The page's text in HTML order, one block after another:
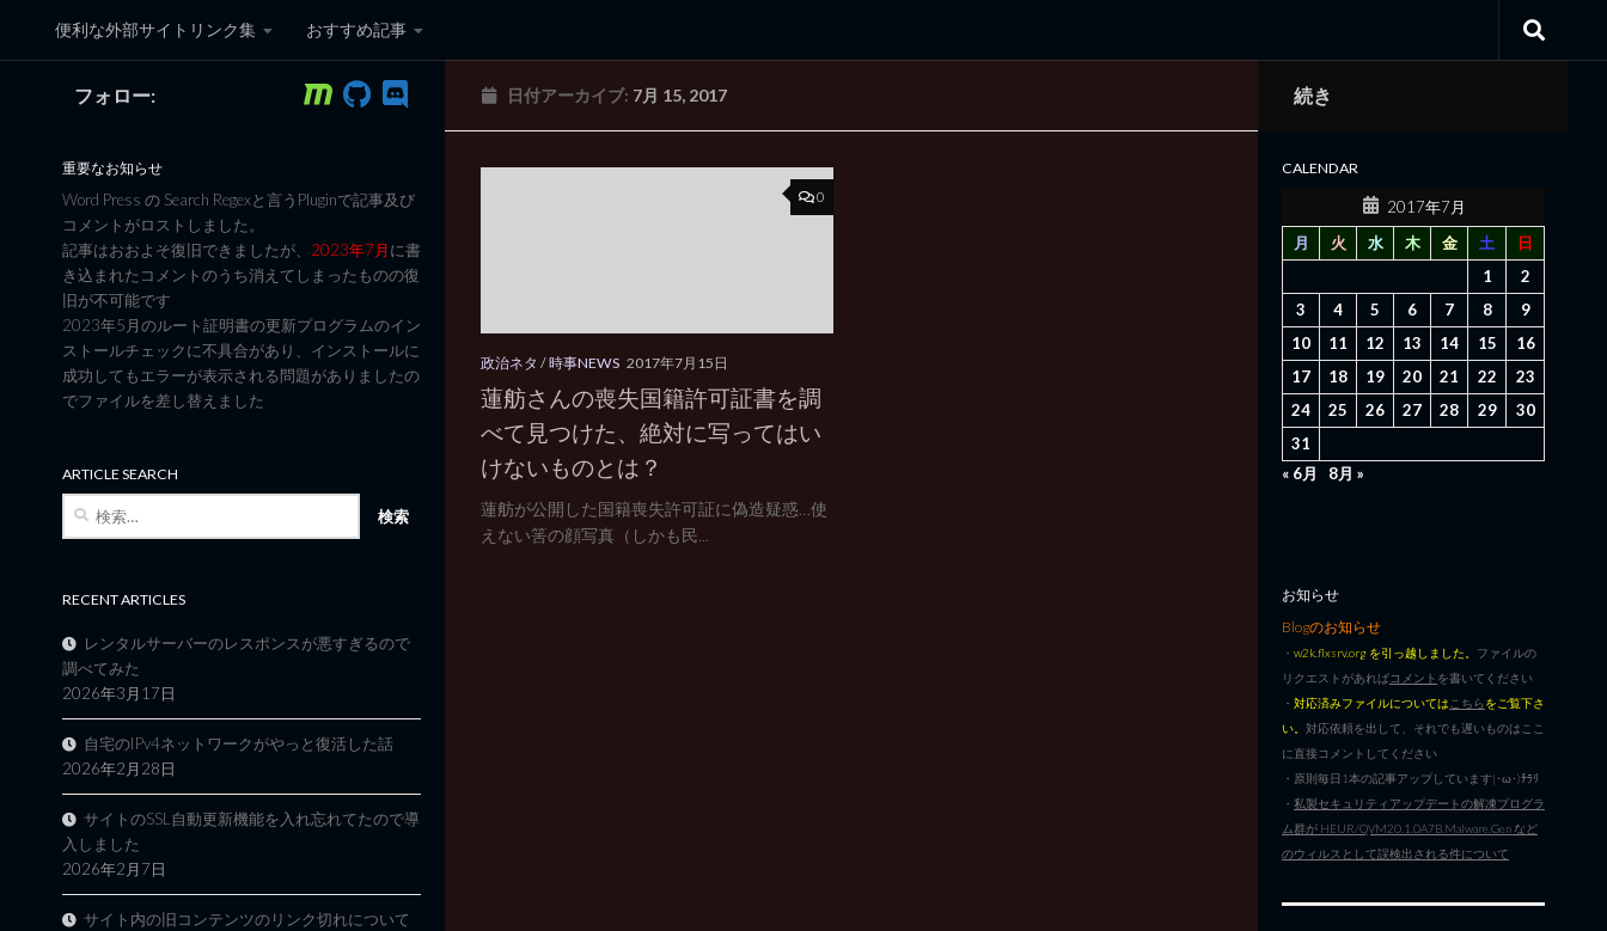
コンテンツへスキップ
便利な外部サイトリンク集 おすすめ記事
黒翼猫のコンピュータ日記 3rd Edition
日付アーカイブ: 7月 15, 2017
0
政治ネタ /時事NEWS 2017年7月15日
蓮舫さんの喪失国籍許可証書を調
べて見つけた、絶対に写ってはい
けないものとは？
蓮舫が公開した国籍喪失許可証に偽造疑惑…使
えない筈の顔写真（しかも民...
フォロー:
重要なお知らせ
Word Press の Search Regexと言うPluginで記事及び
コメントがロストしました。
記事はおおよそ復旧できましたが、 2023年7月に書
き込まれたコメントのうち消えてしまったものの復
旧が不可能です
2023年5月のルート証明書の更新プログラムのイン
ストールチェックに不具合があり、インストールに
成功してもエラーが表示される問題がありましたの
でファイルを差し替えました
ARTICLE SEARCH
RECENT ARTICLES
レンタルサーバーのレスポンスが悪すぎるので
調べてみた
2026年3月17日
自宅のIPv4ネットワークがやっと復活した話
2026年2月28日
サイトのSSL自動更新機能を入れ忘れてたので導
入しました
2026年2月7日
サイト内の旧コンテンツのリンク切れについて
続き
CALENDAR
2017年7月
月
火 水 木 金 土
日
1
2
3
4 5 6 7 8
9
10
11 12 13 14 15
16
17
18 19 20 21 22
23
24
25 26 27 28 29
30
31
« 6月
8月 »
お知らせ
Blogのお知らせ
・ w2k.flxsrv.org を引っ越しました。 ファイルの
リクエストがあればコメント を書いてください
・ 対応済みファイルについては こちらをご覧下さ
い。 対応依頼を出して、それでも遅いものはここ
に直接コメントしてください
・原則毎日1本の記事アップしています|･ω･)ﾁﾗﾘ
・ 私製セキュリティアップデートの解凍プログラ
ム群が HEUR/QVM20.1.0A7B.Malware.Gen など
のウィルスとして誤検出される件について